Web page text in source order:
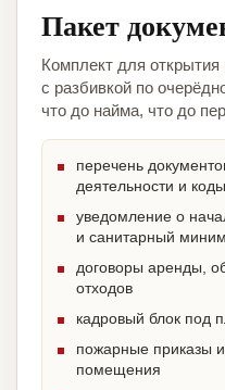
Пакет
Комплект для открытия
с разбивкой по
что до найма, что до
перечень
деятельности и
уведомление о
и санитарный
договоры аренды,
отходов
кадровый блок под
пожарные приказы
помещения